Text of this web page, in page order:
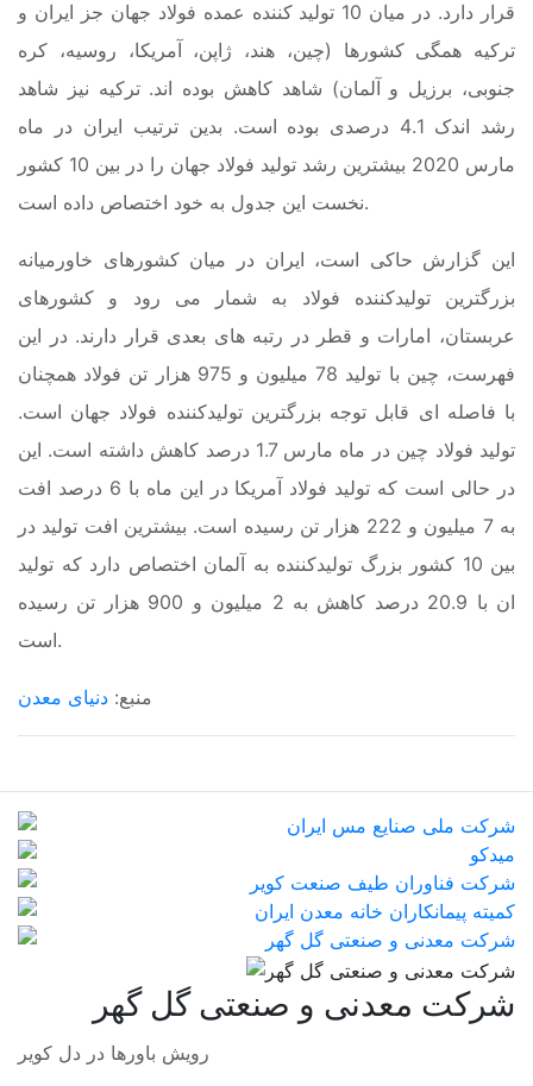
قرار دارد. در میان 10 تولید کننده عمده فولاد جهان جز ایران و
ترکیه همگی کشورها (چین، هند، ژاپن، آمریکا، روسیه، کره
جنوبی، برزیل و آلمان) شاهد کاهش بوده اند. ترکیه نیز شاهد
رشد اندک 4.1 درصدی بوده است. بدین ترتیب ایران در ماه
مارس 2020 بیشترین رشد تولید فولاد جهان را در بین 10 کشور
نخست این جدول به خود اختصاص داده است.
این گزارش حاکی است، ایران در میان کشورهای خاورمیانه
بزرگترین تولیدکننده فولاد به شمار می رود و کشورهای
عربستان، امارات و قطر در رتبه های بعدی قرار دارند. در این
فهرست، چین با تولید 78 میلیون و 975 هزار تن فولاد همچنان
با فاصله ای قابل توجه بزرگترین تولیدکننده فولاد جهان است.
تولید فولاد چین در ماه مارس 1.7 درصد کاهش داشته است. این
در حالی است که تولید فولاد آمریکا در این ماه با 6 درصد افت
به 7 میلیون و 222 هزار تن رسیده است. بیشترین افت تولید در
بین 10 کشور بزرگ تولیدکننده به آلمان اختصاص دارد که تولید
ان با 20.9 درصد کاهش به 2 میلیون و 900 هزار تن رسیده
است.
منبع: دنیای معدن
شرکت معدنی و صنعتی گل گهر
رویش باورها در دل کویر